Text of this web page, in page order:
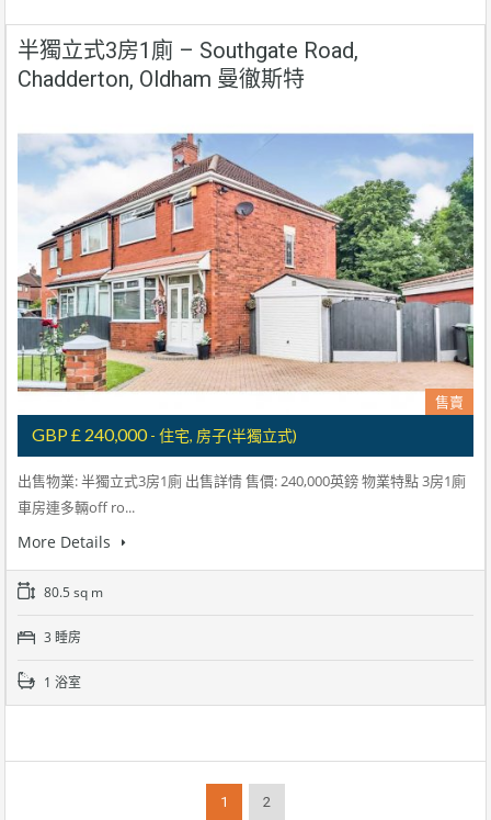
半獨立式3房1廁 – Southgate Road,
Chadderton, Oldham 曼徹斯特
售賣
GBP £ 240,000- 住宅, 房子(半獨立式)
出售物業: 半獨立式3房1廁 出售詳情 售價: 240,000英鎊 物業特點 3房1廁
車房連多輛off ro...
More Details
80.5 sq m
3 睡房
1 浴室
1 2